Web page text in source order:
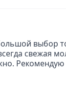
выбор
свежая
Рекомендую